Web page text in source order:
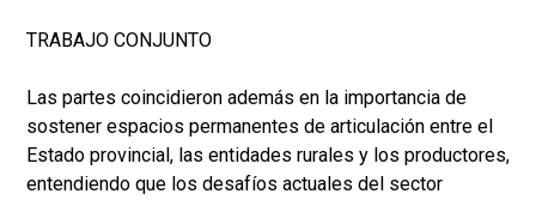
TRABAJO CONJUNTO
Las partes coincidieron además en la importancia de
sostener espacios permanentes de articulación entre el
Estado provincial, las entidades rurales y los productores,
entendiendo que los desafíos actuales del sector